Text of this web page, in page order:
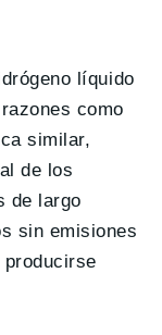
líquido
como
similar,
de los
de largo
sin emisiones